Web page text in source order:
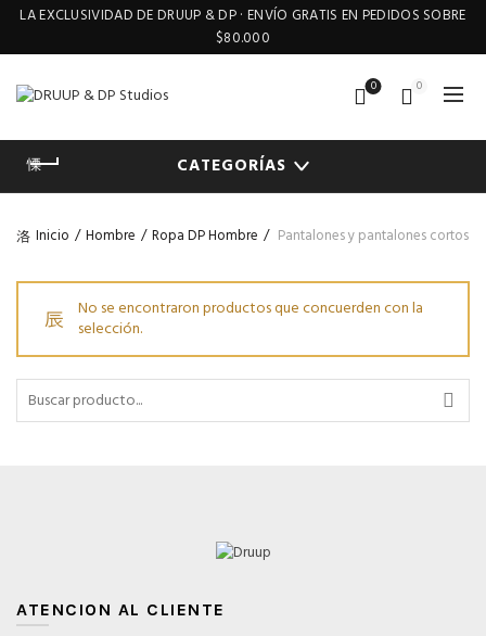
LA EXCLUSIVIDAD DE DRUUP & DP · ENVÍO GRATIS EN PEDIDOS SOBRE
$80.000
0 0
CATEGORÍAS
Inicio Hombre Ropa DP Hombre Pantalones y pantalones cortos
No se encontraron productos que concuerden con la
selección.
Buscar
por:
ATENCION AL CLIENTE